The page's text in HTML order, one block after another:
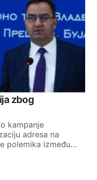
zbog
kampanje
adresa na
polemika između…